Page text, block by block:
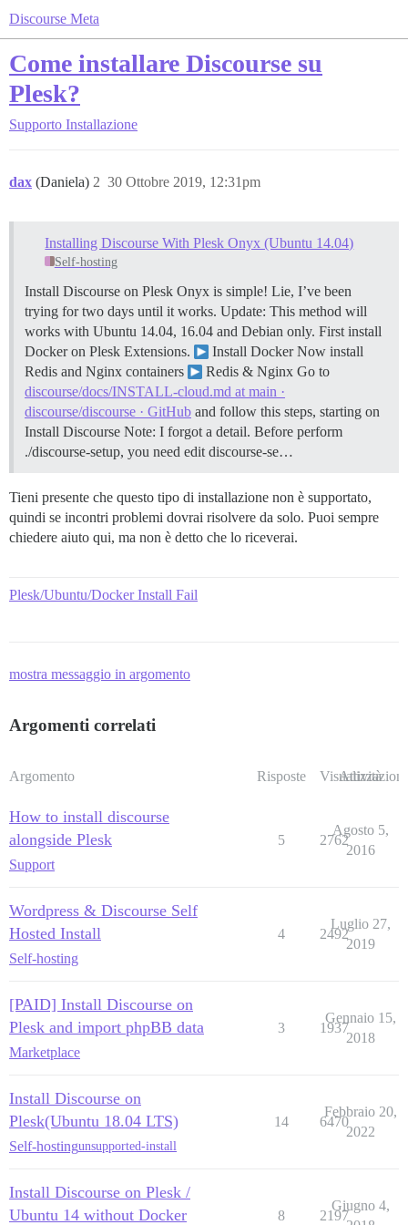
Discourse Meta
Come installare Discourse su
Plesk?
Supporto Installazione
dax (Daniela) 30 Ottobre 2019, 12:31pm
2
Installing Discourse With Plesk Onyx (Ubuntu 14.04)
Self-hosting
Install Discourse on Plesk Onyx is simple! Lie, I’ve been
trying for two days until it works. Update: This method will
works with Ubuntu 14.04, 16.04 and Debian only. First install
Docker on Plesk Extensions.
Install Docker Now install
Redis and Nginx containers
Redis & Nginx Go to
discourse/docs/INSTALL-cloud.md at main ·
discourse/discourse · GitHub and follow this steps, starting on
Install Discourse Note: I forgot a detail. Before perform
./discourse-setup, you need edit discourse-se…
Tieni presente che questo tipo di installazione non è supportato,
quindi se incontri problemi dovrai risolvere da solo. Puoi sempre
chiedere aiuto qui, ma non è detto che lo riceverai.
Plesk/Ubuntu/Docker Install Fail
mostra messaggio in argomento
Argomenti correlati
Argomento Risposte Visualizzazioni
Attività
How to install discourse
alongside Plesk
Support
5 2762
Agosto 5,
2016
Wordpress & Discourse Self
Hosted Install
Self-hosting
4 2492
Luglio 27,
2019
[PAID] Install Discourse on
Plesk and import phpBB data
Marketplace
3 1937
Gennaio 15,
2018
Install Discourse on
Plesk(Ubuntu 18.04 LTS)
Self-hostingunsupported-install
14 6470
Febbraio 20,
2022
Install Discourse on Plesk /
Ubuntu 14 without Docker
8 2197
Giugno 4,